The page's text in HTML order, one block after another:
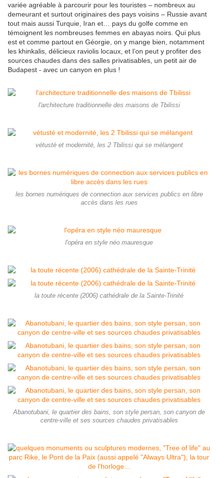
variée agréable à parcourir pour les touristes – nombreux au
demeurant et surtout originaires des pays voisins – Russie avant
tout mais aussi Turquie, Iran et… pays du golfe comme en
témoignent les nombreuses femmes en abayas noirs. Qui plus
est et comme partout en Géorgie, on y mange bien, notamment
les khinkalis, délicieux raviolis locaux, et l’on peut y profiter des
sources chaudes dans des salles privatisables, un petit air de
Budapest - avec un canyon en plus !
l'architecture traditionnelle des maisons de Tbilissi
vétusté et modernité, les 2 Tbilissi qui se mélangent
les bornes numériques de connection aux services publics en libre
accès dans les rues
l'opéra en style néo mauresque
la toute récente (2006) cathédrale de la Sainte-Trinité
Abanotubani, le quartier des bains, son style persan, son canyon de
centre-ville et ses sources chaudes privatisables